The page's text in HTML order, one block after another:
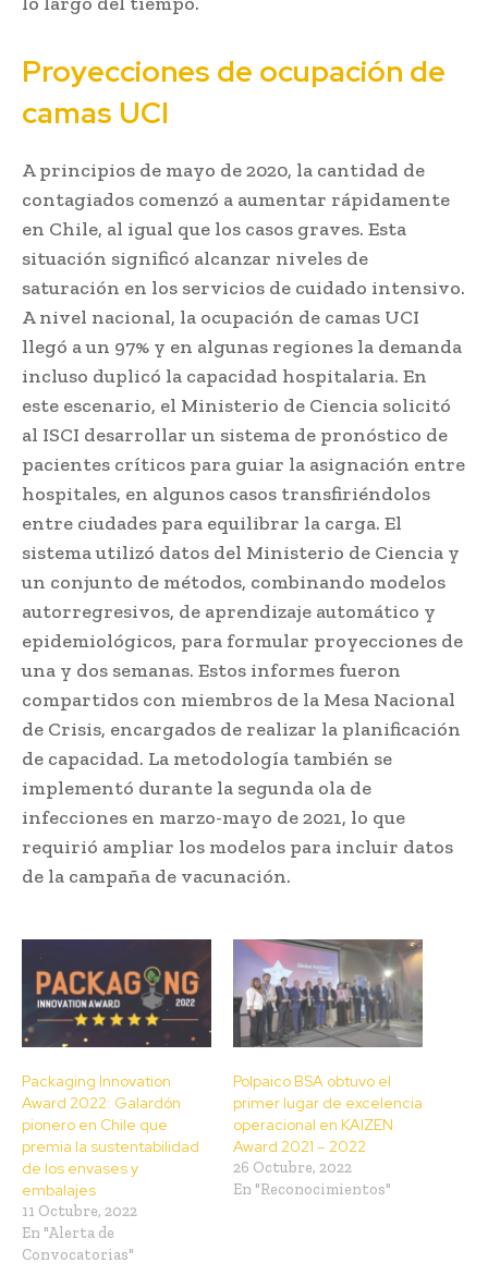
Proyecciones de ocupación de
camas UCI
A principios de mayo de 2020, la cantidad de
contagiados comenzó a aumentar rápidamente
en Chile, al igual que los casos graves. Esta
situación significó alcanzar niveles de
saturación en los servicios de cuidado intensivo.
A nivel nacional, la ocupación de camas UCI
llegó a un 97% y en algunas regiones la demanda
incluso duplicó la capacidad hospitalaria. En
este escenario, el Ministerio de Ciencia solicitó
al ISCI desarrollar un sistema de pronóstico de
pacientes críticos para guiar la asignación entre
hospitales, en algunos casos transfiriéndolos
entre ciudades para equilibrar la carga. El
sistema utilizó datos del Ministerio de Ciencia y
un conjunto de métodos, combinando modelos
autorregresivos, de aprendizaje automático y
epidemiológicos, para formular proyecciones de
una y dos semanas. Estos informes fueron
compartidos con miembros de la Mesa Nacional
de Crisis, encargados de realizar la planificación
de capacidad. La metodología también se
implementó durante la segunda ola de
infecciones en marzo-mayo de 2021, lo que
requirió ampliar los modelos para incluir datos
de la campaña de vacunación.
Packaging Innovation
Award 2022: Galardón
pionero en Chile que
premia la sustentabilidad
de los envases y
embalajes
11 Octubre, 2022
En "Alerta de
Convocatorias"
Polpaico BSA obtuvo el
primer lugar de excelencia
operacional en KAIZEN
Award 2021 – 2022
26 Octubre, 2022
En "Reconocimientos"